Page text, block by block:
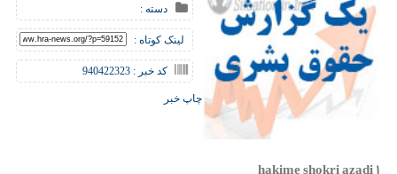
دسته :
لینک کوتاه :
کد خبر : 940422323
چاپ خبر